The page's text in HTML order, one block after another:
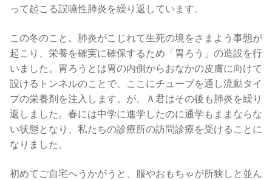
って起こる誤嚥性肺炎を繰り返しています。
この冬のこと。肺炎がこじれて生死の境をさまよう事態が
起こり、栄養を確実に確保するため「胃ろう」の造設を行
いました。胃ろうとは胃の内側からおなかの皮膚に向けて
設けるトンネルのことで、ここにチューブを通し流動タイ
プの栄養剤を注入します。が、Ａ君はその後も肺炎を繰り
返しました。春には中学に進学したのに通学もままならな
い状態となり、私たちの診療所の訪問診療を受けることに
なりました。
初めてご自宅へうかがうと、服やおもちゃが所狭しと並ん